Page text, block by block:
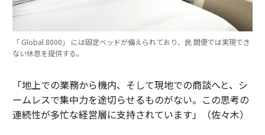
「 Global 8000」 には固定ベッドが備えられており、民 間便では実現でき
ない休息を提供する。
「地上での業務から機内、そして現地での商談へと、シ
ームレスで集中力を途切らせるものがない。この思考の
連続性が多忙な経営層に支持されています」（佐々木）